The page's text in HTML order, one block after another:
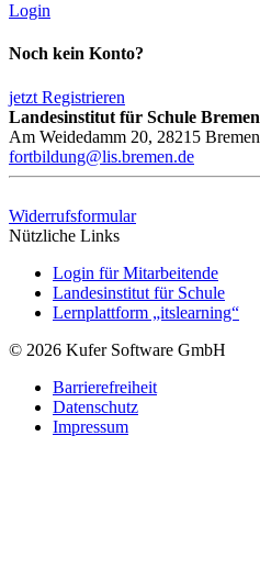
Login
Noch kein Konto?
jetzt Registrieren
Landesinstitut für Schule Bremen
Am Weidedamm 20, 28215 Bremen
fortbildung@lis.bremen.de
Widerrufsformular
Nützliche Links
Login für Mitarbeitende
Landesinstitut für Schule
Lernplattform „itslearning“
© 2026 Kufer Software GmbH
Barrierefreiheit
Datenschutz
Impressum